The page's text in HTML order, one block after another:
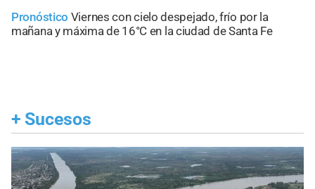
Pronóstico Viernes con cielo despejado, frío por la
mañana y máxima de 16°C en la ciudad de Santa Fe
+ Sucesos